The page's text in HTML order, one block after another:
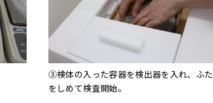
③検体の入った容器を検出器を入れ、ふた
をしめて検査開始。